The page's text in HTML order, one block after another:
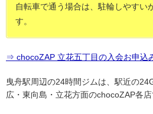
自転車で通う場合は、駐輪しやすい
す。
⇒ chocoZAP 立花五丁目の入会お申込
曳舟駅周辺の24時間ジムは、駅近の
広・東向島・立花方面のchocoZAP各店